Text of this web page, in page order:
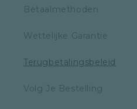
Betaalmethoden
Wettelijke Garantie
Terugbetalingsbeleid
Volg Je Bestelling